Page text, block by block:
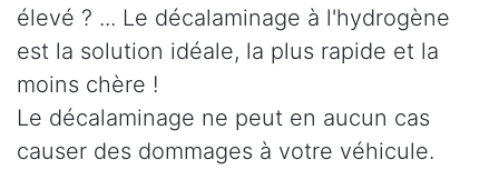
élevé ? ... Le décalaminage à l'hydrogène
est la solution idéale, la plus rapide et la
moins chère !
Le décalaminage ne peut en aucun cas
causer des dommages à votre véhicule.